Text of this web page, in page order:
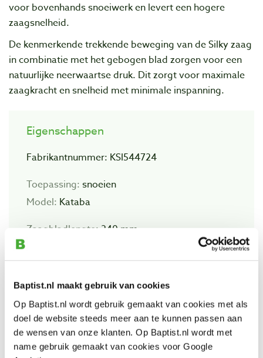
Baptist.nl maakt gebruik van cookies
Op Baptist.nl wordt gebruik gemaakt van cookies met als
doel de website steeds meer aan te kunnen passen aan
de wensen van onze klanten. Op Baptist.nl wordt met
name gebruik gemaakt van cookies voor Google
voor bovenhands snoeiwerk en levert een hogere
zaagsnelheid.
De kenmerkende trekkende beweging van de Silky zaag
in combinatie met het gebogen blad zorgen voor een
natuurlijke neerwaartse druk. Dit zorgt voor maximale
zaagkracht en snelheid met minimale inspanning.
Eigenschappen
Fabrikantnummer: KSI544724
Toepassing: snoeien
Model: Kataba
Zaagbladlengte: 240 mm
Bekijk ook
Silky Ultra Accel Japanse vouwzaag